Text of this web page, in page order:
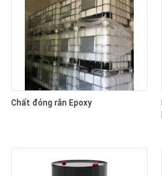
Chất đóng rắn Epoxy